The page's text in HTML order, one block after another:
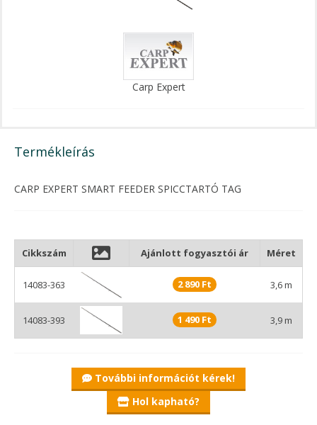
Carp Expert
Termékleírás
CARP EXPERT SMART FEEDER SPICCTARTÓ TAG
Cikkszám Ajánlott fogyasztói ár Méret
14083-363 2 890 Ft 3,6 m
14083-393 1 490 Ft 3,9 m
További információt kérek!
Hol kapható?